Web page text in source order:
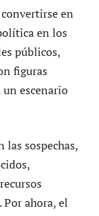
en
en los
públicos,
figuras
escenario
sospechas,
ahora, el